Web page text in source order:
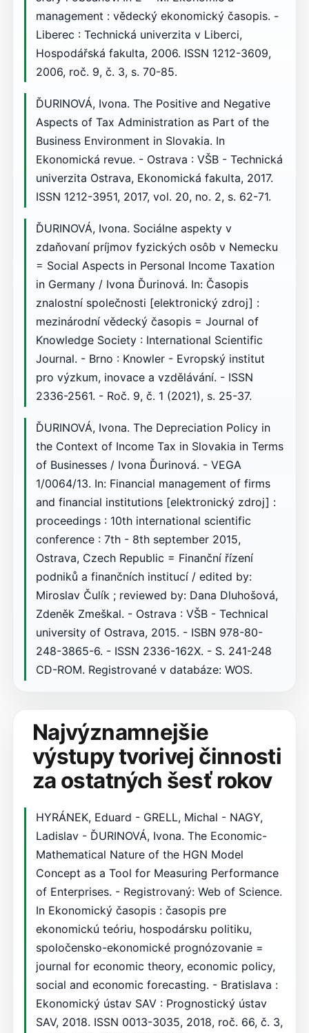
management : vědecký ekonomický časopis. -
Liberec : Technická univerzita v Liberci,
Hospodářská fakulta, 2006. ISSN 1212-3609,
2006, roč. 9, č. 3, s. 70-85.
ĎURINOVÁ, Ivona. The Positive and Negative
Aspects of Tax Administration as Part of the
Business Environment in Slovakia. In
Ekonomická revue. - Ostrava : VŠB - Technická
univerzita Ostrava, Ekonomická fakulta, 2017.
ISSN 1212-3951, 2017, vol. 20, no. 2, s. 62-71.
ĎURINOVÁ, Ivona. Sociálne aspekty v
zdaňovaní príjmov fyzických osôb v Nemecku
= Social Aspects in Personal Income Taxation
in Germany / Ivona Ďurinová. In: Časopis
znalostní společnosti [elektronický zdroj] :
mezinárodní vědecký časopis = Journal of
Knowledge Society : International Scientific
Journal. - Brno : Knowler - Evropský institut
pro výzkum, inovace a vzdělávání. - ISSN
2336-2561. - Roč. 9, č. 1 (2021), s. 25-37.
ĎURINOVÁ, Ivona. The Depreciation Policy in
the Context of Income Tax in Slovakia in Terms
of Businesses / Ivona Ďurinová. - VEGA
1/0064/13. In: Financial management of firms
and financial institutions [elektronický zdroj] :
proceedings : 10th international scientific
conference : 7th - 8th september 2015,
Ostrava, Czech Republic = Finanční řízení
podniků a finančních institucí / edited by:
Miroslav Čulík ; reviewed by: Dana Dluhošová,
Zdeněk Zmeškal. - Ostrava : VŠB - Technical
university of Ostrava, 2015. - ISBN 978-80-
248-3865-6. - ISSN 2336-162X. - S. 241-248
CD-ROM. Registrované v databáze: WOS.
Najvýznamnejšie
výstupy tvorivej činnosti
za ostatných šesť rokov
HYRÁNEK, Eduard - GRELL, Michal - NAGY,
Ladislav - ĎURINOVÁ, Ivona. The Economic-
Mathematical Nature of the HGN Model
Concept as a Tool for Measuring Performance
of Enterprises. - Registrovaný: Web of Science.
In Ekonomický časopis : časopis pre
ekonomickú teóriu, hospodársku politiku,
spoločensko-ekonomické prognózovanie =
journal for economic theory, economic policy,
social and economic forecasting. - Bratislava :
Ekonomický ústav SAV : Prognostický ústav
SAV, 2018. ISSN 0013-3035, 2018, roč. 66, č. 3,